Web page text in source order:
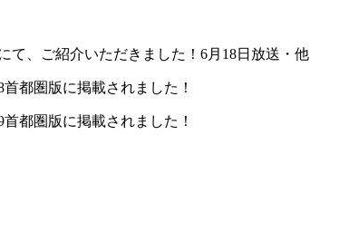
て、ご紹介いただきました！6月18日放送・他
都圏版に掲載されました！
都圏版に掲載されました！